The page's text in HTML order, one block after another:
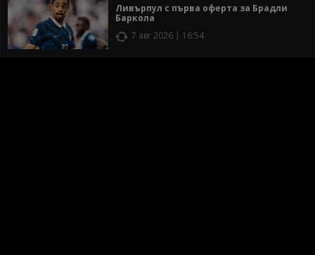
Ливърпул с първа оферта за Брадли
Баркола
7 авг 2026 | 16:54